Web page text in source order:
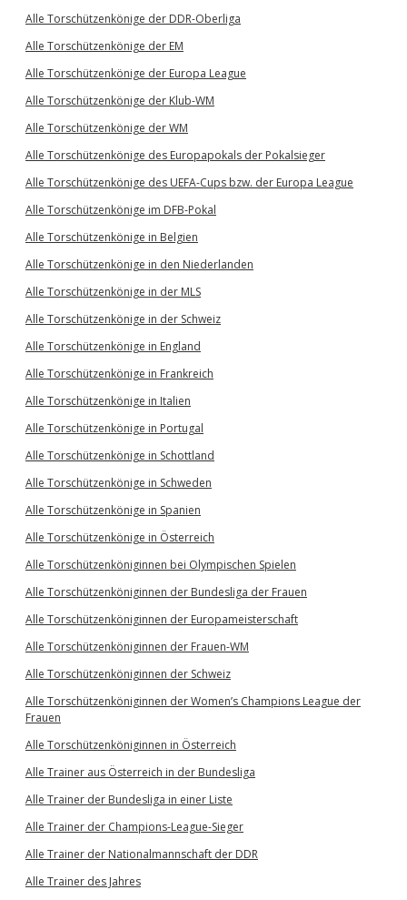
Alle Torschützenkönige der DDR-Oberliga
Alle Torschützenkönige der EM
Alle Torschützenkönige der Europa League
Alle Torschützenkönige der Klub-WM
Alle Torschützenkönige der WM
Alle Torschützenkönige des Europapokals der Pokalsieger
Alle Torschützenkönige des UEFA-Cups bzw. der Europa League
Alle Torschützenkönige im DFB-Pokal
Alle Torschützenkönige in Belgien
Alle Torschützenkönige in den Niederlanden
Alle Torschützenkönige in der MLS
Alle Torschützenkönige in der Schweiz
Alle Torschützenkönige in England
Alle Torschützenkönige in Frankreich
Alle Torschützenkönige in Italien
Alle Torschützenkönige in Portugal
Alle Torschützenkönige in Schottland
Alle Torschützenkönige in Schweden
Alle Torschützenkönige in Spanien
Alle Torschützenkönige in Österreich
Alle Torschützenköniginnen bei Olympischen Spielen
Alle Torschützenköniginnen der Bundesliga der Frauen
Alle Torschützenköniginnen der Europameisterschaft
Alle Torschützenköniginnen der Frauen-WM
Alle Torschützenköniginnen der Schweiz
Alle Torschützenköniginnen der Women’s Champions League der
Frauen
Alle Torschützenköniginnen in Österreich
Alle Trainer aus Österreich in der Bundesliga
Alle Trainer der Bundesliga in einer Liste
Alle Trainer der Champions-League-Sieger
Alle Trainer der Nationalmannschaft der DDR
Alle Trainer des Jahres